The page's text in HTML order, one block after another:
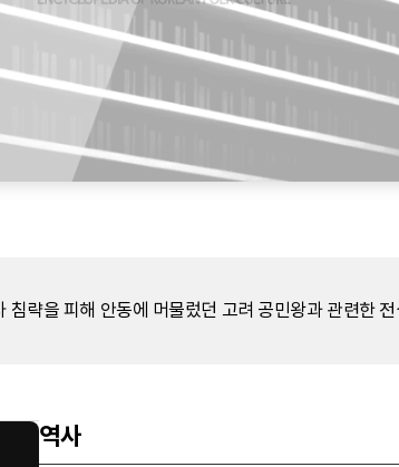
침략을 피해 안동에 머물렀던 고려 공민왕과 관련한
역사